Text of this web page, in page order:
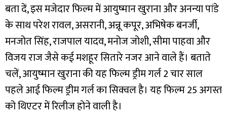
बता दें, इस मजेदार फिल्म में आयुष्मान खुराना और अनन्या पांडे
के साथ परेश रावल, असरानी, अन्नू कपूर, अभिषेक बनर्जी,
मनजोत सिंह, राजपाल यादव, मनोज जोशी, सीमा पाहवा और
विजय राज जैसे कई मशहूर सितारे नजर आने वाले हैं। बताते
चलें, आयुष्मान खुराना की यह फिल्म ड्रीम गर्ल 2 चार साल
पहले आई फिल्म ड्रीम गर्ल का सिक्वल है। यह फिल्म 25 अगस्त
को थिएटर में रिलीज होने वाली है।